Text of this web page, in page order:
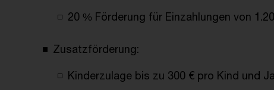
20 % Förderung für Einzahlungen von
Zusatzförderung:
Kinderzulage bis zu 300 € pro Kind und